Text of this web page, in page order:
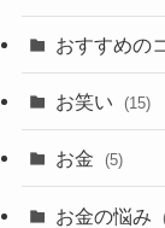
おすすめの
お笑い (15)
お金 (5)
お金の悩み